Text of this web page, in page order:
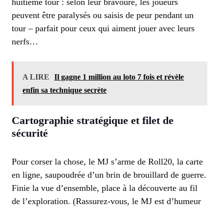
peuvent être paralysés ou saisis de peur pendant un
tour – parfait pour ceux qui aiment jouer avec leurs
nerfs…
A LIRE
Il gagne 1 million au loto 7 fois et révèle
enfin sa technique secrète
Cartographie stratégique et filet de
sécurité
Pour corser la chose, le MJ s’arme de Roll20, la carte
en ligne, saupoudrée d’un brin de brouillard de guerre.
Finie la vue d’ensemble, place à la découverte au fil
de l’exploration. (Rassurez-vous, le MJ est d’humeur